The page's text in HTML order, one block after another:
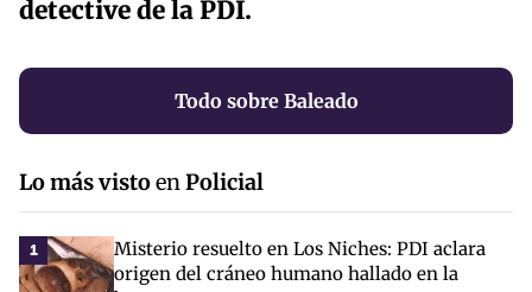
detective de la PDI.
Todo sobre Baleado
Lo más vistoenPolicial
1
Misterio resuelto en Los Niches: PDI aclara
origen del cráneo humano hallado en la